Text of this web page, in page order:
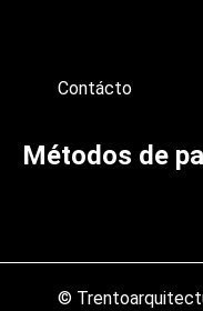
Contácto
Métodos de
©